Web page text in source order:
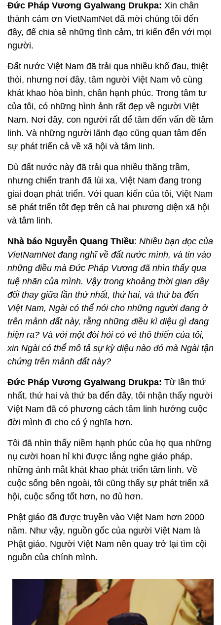
Đức Pháp Vương Gyalwang Drukpa: Xin chân
thành cảm ơn VietNamNet đã mời chúng tôi đến
đây, để chia sẻ những tình cảm, tri kiến đến với mọi
người.
Đất nước Việt Nam đã trải qua nhiều khổ đau, thiệt
thòi, nhưng nơi đây, tâm người Việt Nam vô cùng
khát khao hòa bình, chân hạnh phúc. Trong tâm tư
của tôi, có những hình ảnh rất đẹp về người Việt
Nam. Nơi đây, con người rất để tâm đến vấn đề tâm
linh. Và những người lãnh đạo cũng quan tâm đến
sự phát triển cả về xã hội và tâm linh.
Dù đất nước này đã trải qua nhiều thăng trầm,
nhưng chiến tranh đã lùi xa, Việt Nam đang trong
giai đoạn phát triển. Với quan kiến của tôi, Việt Nam
sẽ phát triển tốt đẹp trên cả hai phương diện xã hội
và tâm linh.
Nhà báo Nguyễn Quang Thiều: Nhiều bạn đọc của
VietNamNet đang nghĩ về đất nước mình, và tin vào
những điều mà Đức Pháp Vương đã nhìn thấy qua
tuệ nhãn của mình. Vậy trong khoảng thời gian đầy
đổi thay giữa lần thứ nhất, thứ hai, và thứ ba đến
Việt Nam, Ngài có thể nói cho những người đang ở
trên mảnh đất này, rằng những điều kì diệu gì đang
hiện ra? Và với một đòi hỏi có vẻ thô thiển của tôi,
xin Ngài có thể mô tả sự kỳ diệu nào đó mà Ngài tận
chứng trên mảnh đất này?
Đức Pháp Vương Gyalwang Drukpa: Từ lần thứ
nhất, thứ hai và thứ ba đến đây, tôi nhận thấy người
Việt Nam đã có phương cách tâm linh hướng cuộc
đời mình đi cho có ý nghĩa hơn.
Tôi đã nhìn thấy niềm hạnh phúc của họ qua những
nụ cười hoan hỉ khi được lắng nghe giáo pháp,
những ánh mắt khát khao phát triển tâm linh. Về
cuộc sống bên ngoài, tôi cũng thấy sự phát triển xã
hội, cuộc sống tốt hơn, no đủ hơn.
Phật giáo đã được truyền vào Việt Nam hơn 2000
năm. Như vậy, nguồn gốc của người Việt Nam là
Phật giáo. Người Việt Nam nên quay trở lại tìm cội
nguồn của chính mình.